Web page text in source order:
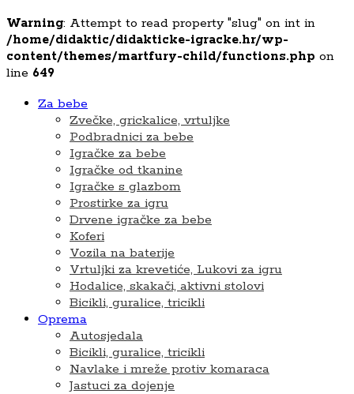
Warning: Attempt to read property "slug" on int in
/home/didaktic/didakticke-igracke.hr/wp-
content/themes/martfury-child/functions.php on
line 649
Za bebe
Zvečke, grickalice, vrtuljke
Podbradnici za bebe
Igračke za bebe
Igračke od tkanine
Igračke s glazbom
Prostirke za igru
Drvene igračke za bebe
Koferi
Vozila na baterije
Vrtuljki za krevetiće, Lukovi za igru
Hodalice, skakači, aktivni stolovi
Bicikli, guralice, tricikli
Oprema
Autosjedala
Bicikli, guralice, tricikli
Navlake i mreže protiv komaraca
Jastuci za dojenje